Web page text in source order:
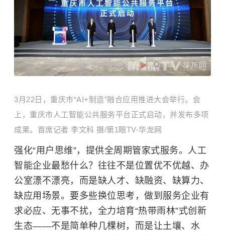
3月22日，重庆市“AI+制造”融合应用推进大会举行。会
上，重庆市人工智能公共服务平台正式启动，并发布多项
成果。首席记者 李文科 摄/第1眼TV-华龙网
强化“用户思维”，提供全周期管家式服务。人工
智能企业最愁什么？往往不是位置优不优越、办
公室漂不漂亮，而是缺人才、缺融资、缺算力、
缺应用场景。要多些换位思考，做到服务企业有
求必应、无事不扰，全力培育“热带雨林”式创新
生态——不是简单种几棵树，而是让土壤、水